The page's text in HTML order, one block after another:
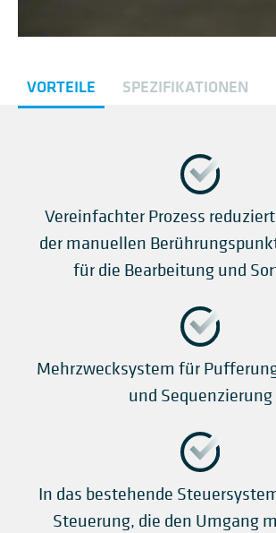
VORTEILE SPEZIFIKATIONEN
Vereinfachter Prozess
der manuellen
für die Bearbeitung und
Mehrzwecksystem für
und Sequenzierung
In das bestehende
Steuerung, die den Umgang